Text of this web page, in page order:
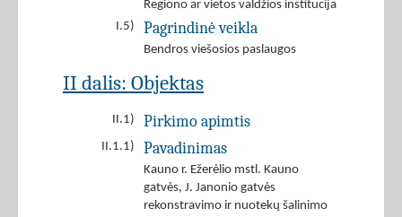
Regiono ar vietos valdžios institucija
I.5)
Pagrindinė veikla
Bendros viešosios paslaugos
II dalis: Objektas
II.1) Pirkimo apimtis
II.1.1) Pavadinimas
Kauno r. Ežerėlio mstl. Kauno
gatvės, J. Janonio gatvės
rekonstravimo ir nuotekų šalinimo